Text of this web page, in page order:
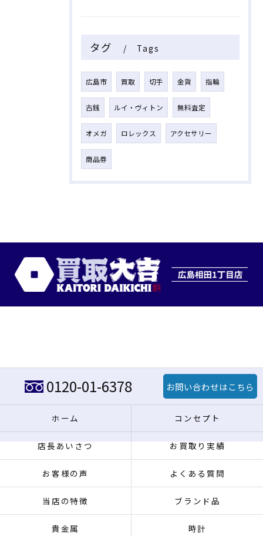
タグ Tags
広島市 買取 切手 金貨 指輪
古銭 ルイ・ヴィトン 無料査定
オメガ ロレックス アクセサリー
商品券
0120-01-6378 お問い合わせはこちら
ホーム コンセプト
店長あいさつ お買取り実績
お客様の声 よくある質問
当店の特徴 ブランド品
貴金属 時計